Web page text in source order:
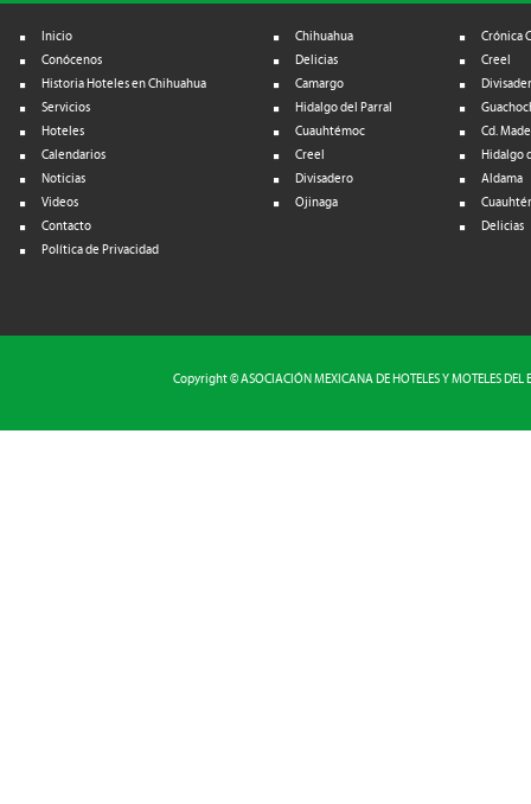
Inicio
Conócenos
Historia Hoteles en Chihuahua
Servicios
Hoteles
Calendarios
Noticias
Videos
Contacto
Política de Privacidad
Chihuahua
Delicias
Camargo
Hidalgo del Parral
Cuauhtémoc
Creel
Divisadero
Ojinaga
Crónica
Creel
Cd.
Hidalgo
Aldama
Delicias
Copyright © ASOCIACIÓN MEXICANA DE HOTELES Y MOTELES